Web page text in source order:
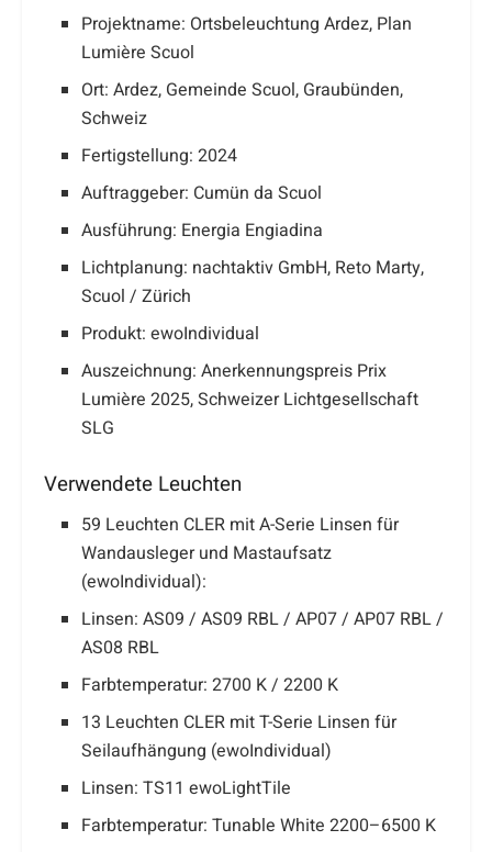
Projektname: Ortsbeleuchtung Ardez, Plan
Lumière Scuol
Ort: Ardez, Gemeinde Scuol, Graubünden,
Schweiz
Fertigstellung: 2024
Auftraggeber: Cumün da Scuol
Ausführung: Energia Engiadina
Lichtplanung: nachtaktiv GmbH, Reto Marty,
Scuol / Zürich
Produkt: ewoIndividual
Auszeichnung: Anerkennungspreis Prix
Lumière 2025, Schweizer Lichtgesellschaft
SLG
Verwendete Leuchten
59 Leuchten CLER mit A-Serie Linsen für
Wandausleger und Mastaufsatz
(ewoIndividual):
Linsen: AS09 / AS09 RBL / AP07 / AP07 RBL /
AS08 RBL
Farbtemperatur: 2700 K / 2200 K
13 Leuchten CLER mit T-Serie Linsen für
Seilaufhängung (ewoIndividual)
Linsen: TS11 ewoLightTile
Farbtemperatur: Tunable White 2200–6500 K